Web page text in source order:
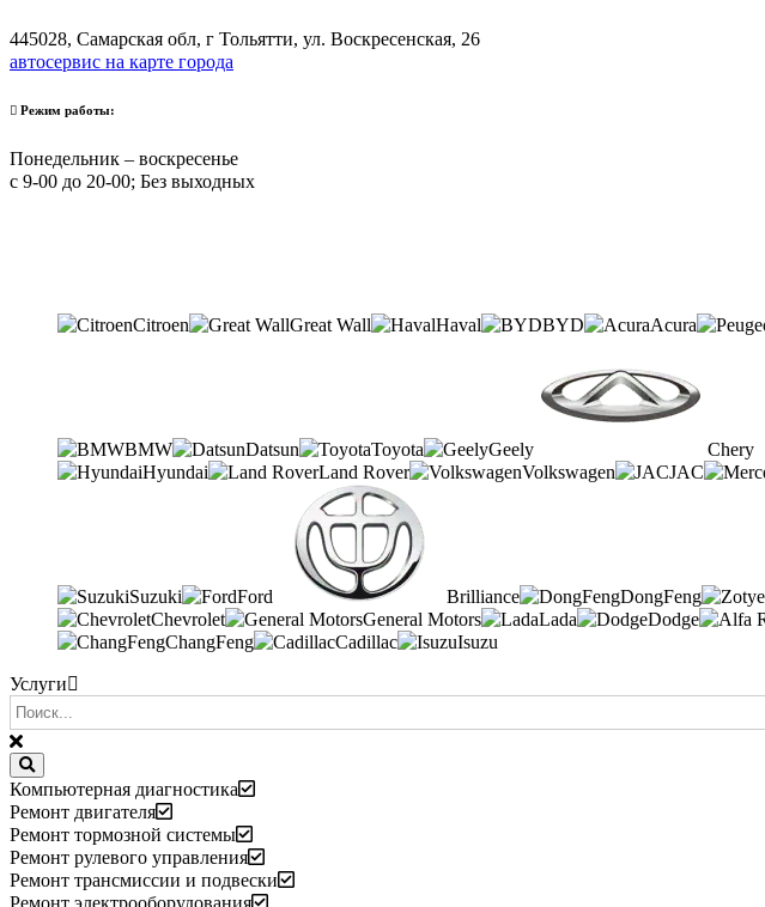
445028, Самарская обл, г Тольятти, ул. Воскресенская, 26
автосервис на карте города
Режим работы:
Понедельник – воскресенье
с 9-00 до 20-00; Без выходных
Citroen Great Wall Haval BYD Acura
BMW Datsun Toyota Geely Chery
Hyundai
Land Rover Volkswagen JAC
Suzuki Ford Brilliance DongFeng
Chevrolet
General Motors Lada Dodge
ChangFeng
Cadillac Isuzu
Услуги
Компьютерная диагностика
Ремонт двигателя
Ремонт тормозной системы
Ремонт рулевого управления
Ремонт трансмиссии и подвески
Ремонт электрооборудования